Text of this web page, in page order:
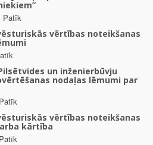
Patīk
vērtības noteikšanas
un inženierbūvju
nodaļas lēmumi par
vērtības noteikšanas
kārtība